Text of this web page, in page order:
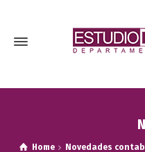
Home Novedades